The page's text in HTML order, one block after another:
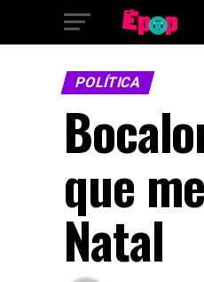
POLÍTICA
que
Natal